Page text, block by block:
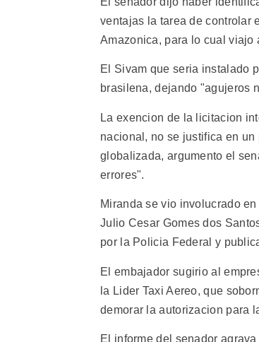
ventajas la tarea de controlar
Amazonica, para lo cual viajo
El Sivam que seria instalado
brasilena, dejando "agujeros
La exencion de la licitacion
nacional, no se justifica en
globalizada, argumento el
errores".
Miranda se vio involucrado
Julio Cesar Gomes dos
por la Policia Federal y
El embajador sugirio al
la Lider Taxi Aereo, que
demorar la autorizacion para
El informe del senador